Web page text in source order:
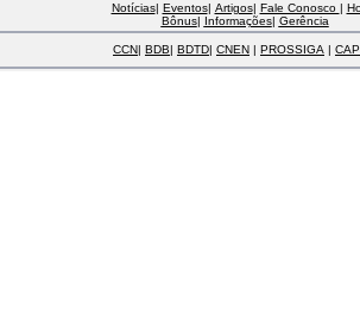
Notícias| Eventos| Artigos| Fale Conosco |
Bônus| Informações| Gerência
CCN| BDB| BDTD| CNEN | PROSSIGA |